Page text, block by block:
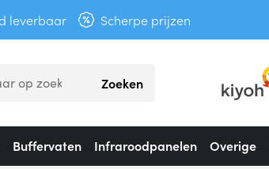
leverbaar Scherpe prijzen
Zoeken
Buffervaten Infraroodpanelen Overige